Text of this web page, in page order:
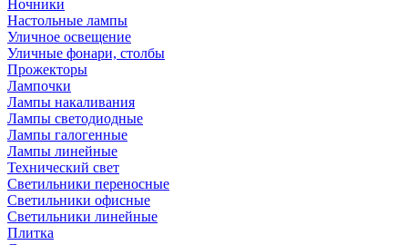
Ночники
Настольные лампы
Уличное освещение
Уличные фонари, столбы
Прожекторы
Лампочки
Лампы накаливания
Лампы светодиодные
Лампы галогенные
Лампы линейные
Технический свет
Светильники переносные
Светильники офисные
Светильники линейные
Плитка